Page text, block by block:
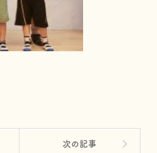
次の記事